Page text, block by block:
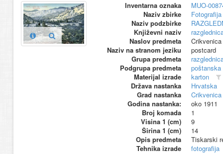
Inventarna oznaka
MUO-
Naziv zbirke
Naziv podzbirke
Književni naziv
Naslov predmeta
Naziv na stranom jeziku
postcard
Grupa predmeta
Podgrupa predmeta
poštanska
Materijal izrade
karton
Država nastanka
Hrvatska
Grad nastanka
Crikvenica
Godina nastanka:
oko 1911
Broj komada
1
Visina 1 (cm)
9
Širina 1 (cm)
14
Opis predmeta
Tiskarski
Tehnika izrade
fotografija